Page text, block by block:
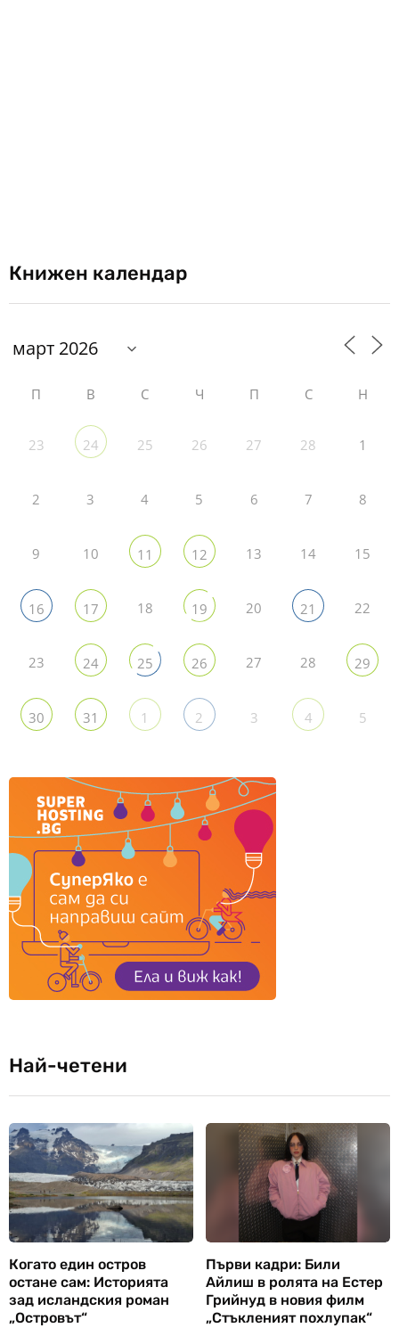
Книжен календар
П В С Ч П С Н
23 24 25 26 27 28 1
2 3 4 5 6 7 8
9 10 11 12 13 14 15
16 17 18 19 20 21 22
23 24 25 26 27 28 29
30 31 1 2 3 4 5
Най-четени
Когато един остров
остане сам: Историята
зад исландския роман
„Островът“
Първи кадри: Били
Айлиш в ролята на Естер
Грийнуд в новия филм
„Стъкленият похлупак“